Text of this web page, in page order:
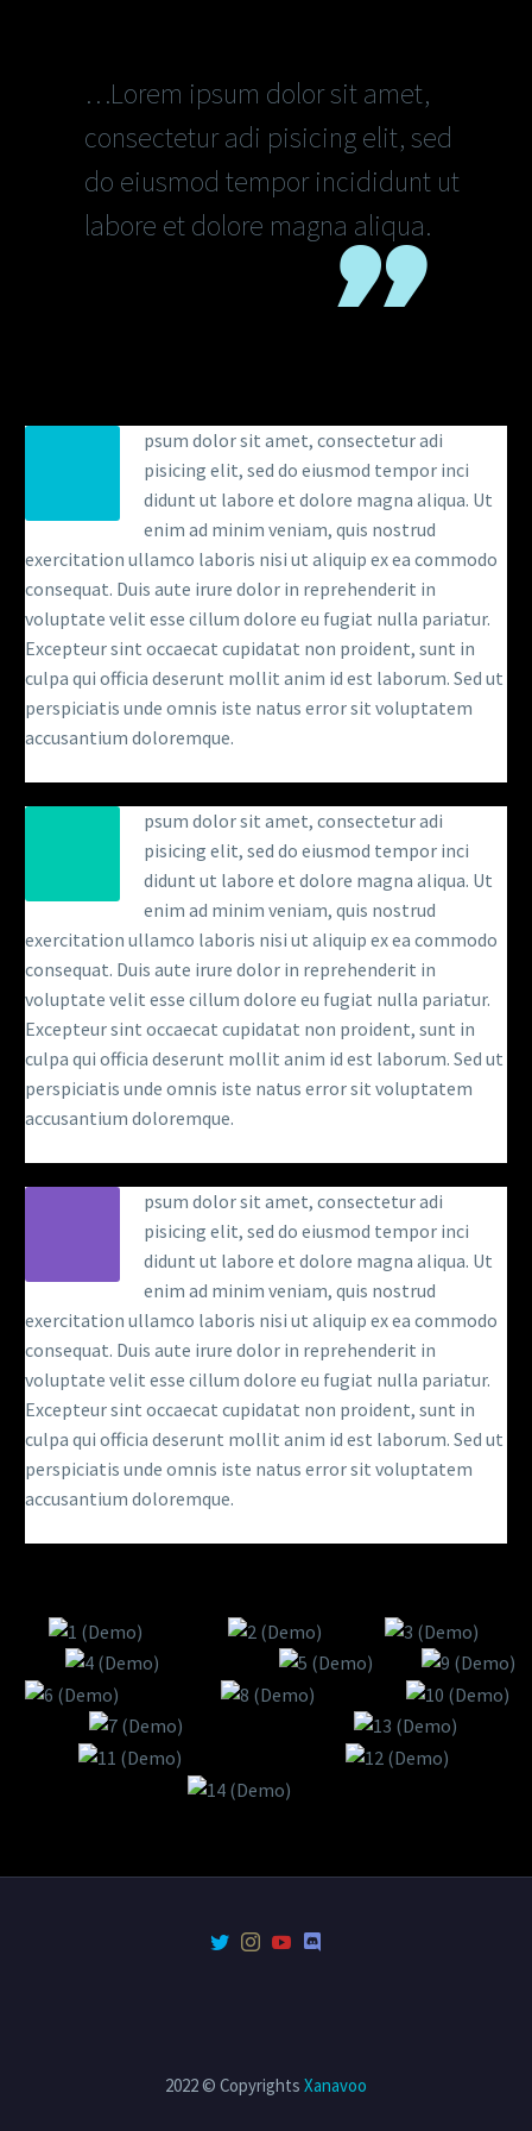
…Lorem ipsum dolor sit amet,
consectetur adi pisicing elit, sed
do eiusmod tempor incididunt ut
labore et dolore magna aliqua.
psum dolor sit amet, consectetur adi
pisicing elit, sed do eiusmod tempor inci
didunt ut labore et dolore magna aliqua. Ut
enim ad minim veniam, quis nostrud
exercitation ullamco laboris nisi ut aliquip ex ea commodo
consequat. Duis aute irure dolor in reprehenderit in
voluptate velit esse cillum dolore eu fugiat nulla pariatur.
Excepteur sint occaecat cupidatat non proident, sunt in
culpa qui officia deserunt mollit anim id est laborum. Sed ut
perspiciatis unde omnis iste natus error sit voluptatem
accusantium doloremque.
psum dolor sit amet, consectetur adi
pisicing elit, sed do eiusmod tempor inci
didunt ut labore et dolore magna aliqua. Ut
enim ad minim veniam, quis nostrud
exercitation ullamco laboris nisi ut aliquip ex ea commodo
consequat. Duis aute irure dolor in reprehenderit in
voluptate velit esse cillum dolore eu fugiat nulla pariatur.
Excepteur sint occaecat cupidatat non proident, sunt in
culpa qui officia deserunt mollit anim id est laborum. Sed ut
perspiciatis unde omnis iste natus error sit voluptatem
accusantium doloremque.
psum dolor sit amet, consectetur adi
pisicing elit, sed do eiusmod tempor inci
didunt ut labore et dolore magna aliqua. Ut
enim ad minim veniam, quis nostrud
exercitation ullamco laboris nisi ut aliquip ex ea commodo
consequat. Duis aute irure dolor in reprehenderit in
voluptate velit esse cillum dolore eu fugiat nulla pariatur.
Excepteur sint occaecat cupidatat non proident, sunt in
culpa qui officia deserunt mollit anim id est laborum. Sed ut
perspiciatis unde omnis iste natus error sit voluptatem
accusantium doloremque.
2022 © Copyrights Xanavoo